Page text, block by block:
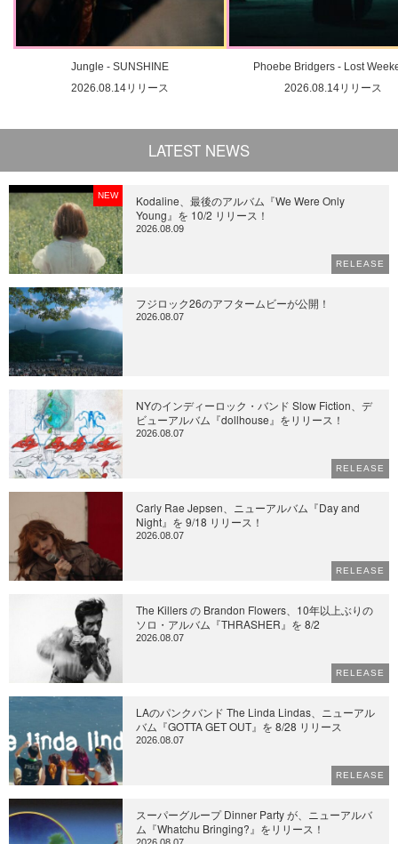
Jungle - SUNSHINE
2026.08.14リリース
Phoebe Bridgers - Lost
2026.08.14リリース
LATEST NEWS
NEW
Kodaline、最後のアルバム『We Were Only
Young』を 10/2 リリース！
2026.08.09
RELEASE
フジロック26のアフタームビーが公開！
2026.08.07
NYのインディーロック・バンド Slow Fiction、デ
ビューアルバム『dollhouse』をリリース！
2026.08.07
RELEASE
Carly Rae Jepsen、ニューアルバム『Day and
Night』を 9/18 リリース！
2026.08.07
RELEASE
The Killers の Brandon Flowers、10年以上ぶりの
ソロ・アルバム『THRASHER』を 8/2
2026.08.07
RELEASE
LAのパンクバンド The Linda Lindas、ニューアル
バム『GOTTA GET OUT』を 8/28 リリース
2026.08.07
RELEASE
スーパーグループ Dinner Party が、ニューアルバ
ム『Whatchu Bringing?』をリリース！